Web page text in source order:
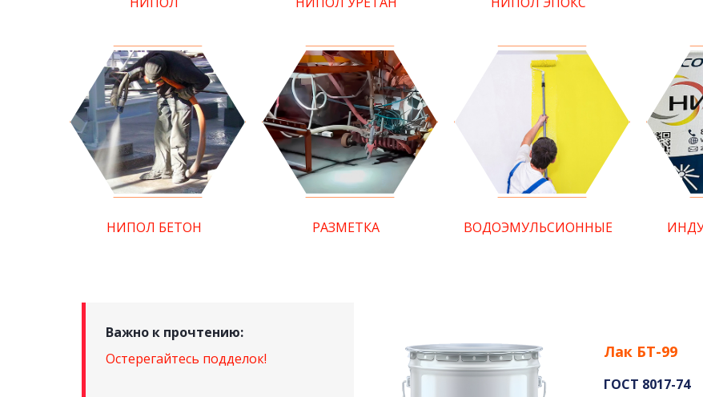
НИПОЛ БЕТОН РАЗМЕТКА ВОДОЭМУЛЬСИОННЫЕ
Важно к прочтению:
Остерегайтесь подделок!
Лак БТ-99
ГОСТ 8017-74